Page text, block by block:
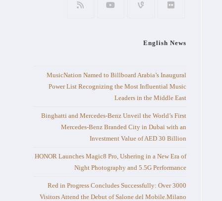
English News
MusicNation Named to Billboard Arabia’s Inaugural
Power List Recognizing the Most Influential Music
Leaders in the Middle East
Binghatti and Mercedes-Benz Unveil the World’s First
Mercedes-Benz Branded City in Dubai with an
Investment Value of AED 30 Billion
HONOR Launches Magic8 Pro, Ushering in a New Era of
Night Photography and 5.5G Performance
Red in Progress Concludes Successfully: Over 3000
Visitors Attend the Debut of Salone del Mobile.Milano